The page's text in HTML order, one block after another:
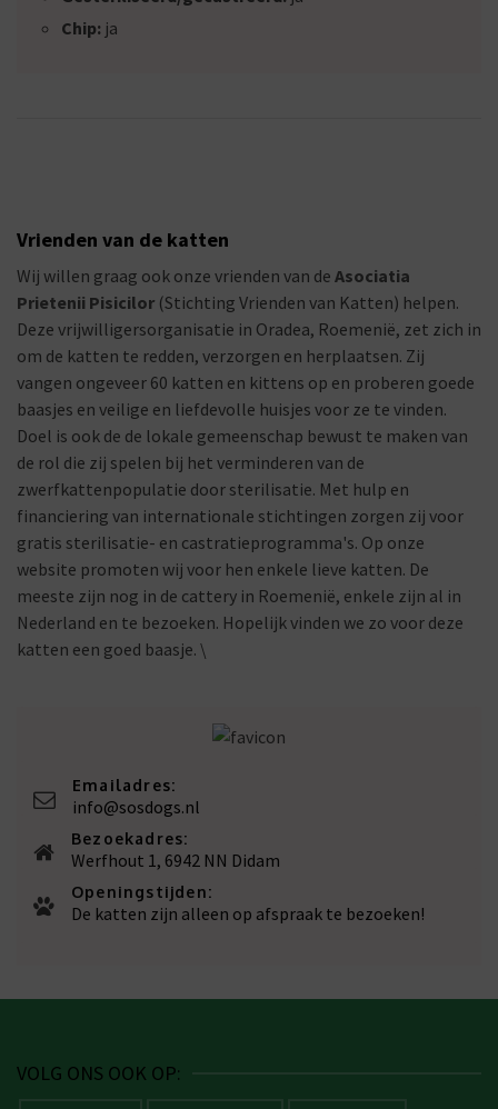
Chip: ja
Vrienden van de katten
Wij willen graag ook onze vrienden van de Asociatia
Prietenii Pisicilor (Stichting Vrienden van Katten) helpen.
Deze vrijwilligersorganisatie in Oradea, Roemenië, zet zich in
om de katten te redden, verzorgen en herplaatsen. Zij
vangen ongeveer 60 katten en kittens op en proberen goede
baasjes en veilige en liefdevolle huisjes voor ze te vinden.
Doel is ook de de lokale gemeenschap bewust te maken van
de rol die zij spelen bij het verminderen van de
zwerfkattenpopulatie door sterilisatie. Met hulp en
financiering van internationale stichtingen zorgen zij voor
gratis sterilisatie- en castratieprogramma's. Op onze
website promoten wij voor hen enkele lieve katten. De
meeste zijn nog in de cattery in Roemenië, enkele zijn al in
Nederland en te bezoeken. Hopelijk vinden we zo voor deze
katten een goed baasje. \
Emailadres:
info@sosdogs.nl
Bezoekadres:
Werfhout 1, 6942 NN Didam
Openingstijden:
De katten zijn alleen op afspraak te bezoeken!
VOLG ONS OOK OP: